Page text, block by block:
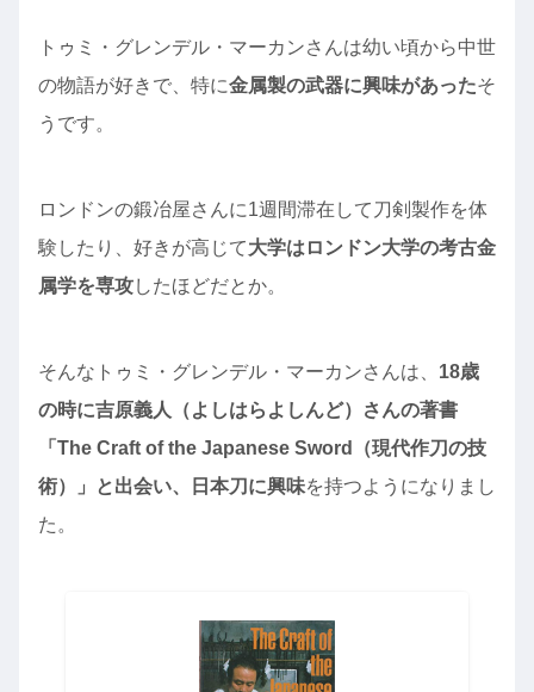
トゥミ・グレンデル・マーカンさんは幼い頃から中世
の物語が好きで、特に金属製の武器に興味があったそ
うです。
ロンドンの鍛冶屋さんに1週間滞在して刀剣製作を体
験したり、好きが高じて大学はロンドン大学の考古金
属学を専攻したほどだとか。
そんなトゥミ・グレンデル・マーカンさんは、 18歳
の時に吉原義人（よしはらよしんど）さんの著書
「The Craft of the Japanese Sword（現代作刀の技
術）」と出会い、日本刀に興味を持つようになりまし
た。